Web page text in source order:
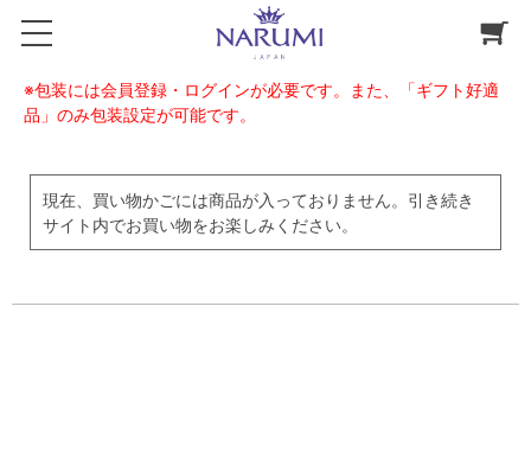
※包装には会員登録・ログインが必要です。また、「ギフト好適
品」のみ包装設定が可能です。
現在、買い物かごには商品が入っておりません。引き続き
サイト内でお買い物をお楽しみください。